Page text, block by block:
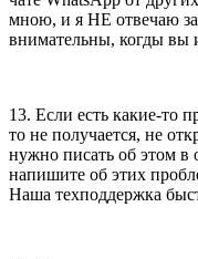
мною, и я НЕ отвечаю за
внимательны, когды вы
13. Если есть какие-то
то не получается, не
нужно писать об этом в
напишите об этих
Наша техподдержка